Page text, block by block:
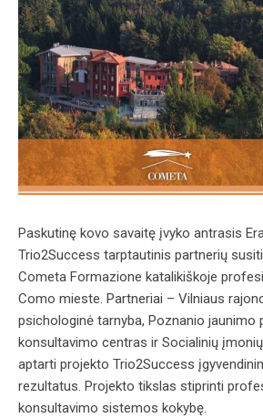
Paskutinę kovo savaitę įvyko antrasis
Trio2Success tarptautinis partnerių
Cometa Formazione katalikiškoje
Como mieste. Partneriai – Vilniaus
psichologinė tarnyba, Poznanio jaunimo
konsultavimo centras ir Socialinių
aptarti projekto Trio2Success
rezultatus. Projekto tikslas stiprinti
konsultavimo sistemos kokybę.